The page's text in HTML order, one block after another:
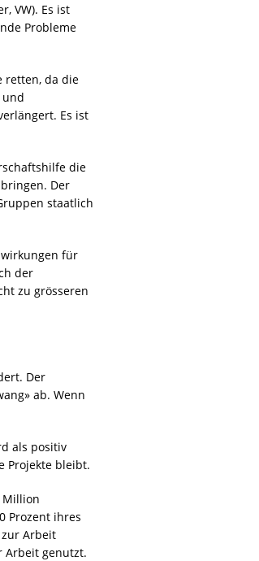
VW). Es ist
Probleme
retten, da die
Es ist
die
Der
staatlich
für
der
zu grösseren
Der
ab. Wenn
als positiv
Projekte bleibt.
Million
Prozent ihres
zur Arbeit
Arbeit genutzt.